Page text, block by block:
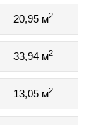
20,95 м2
33,94 м2
13,05 м2